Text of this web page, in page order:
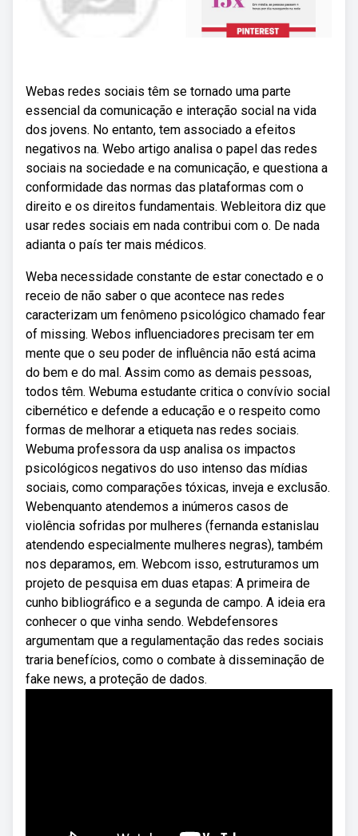
Webas redes sociais têm se tornado uma parte
essencial da comunicação e interação social na vida
dos jovens. No entanto, tem associado a efeitos
negativos na. Webo artigo analisa o papel das redes
sociais na sociedade e na comunicação, e questiona a
conformidade das normas das plataformas com o
direito e os direitos fundamentais. Webleitora diz que
usar redes sociais em nada contribui com o. De nada
adianta o país ter mais médicos.
Weba necessidade constante de estar conectado e o
receio de não saber o que acontece nas redes
caracterizam um fenômeno psicológico chamado fear
of missing. Webos influenciadores precisam ter em
mente que o seu poder de influência não está acima
do bem e do mal. Assim como as demais pessoas,
todos têm. Webuma estudante critica o convívio social
cibernético e defende a educação e o respeito como
formas de melhorar a etiqueta nas redes sociais.
Webuma professora da usp analisa os impactos
psicológicos negativos do uso intenso das mídias
sociais, como comparações tóxicas, inveja e exclusão.
Webenquanto atendemos a inúmeros casos de
violência sofridas por mulheres (fernanda estanislau
atendendo especialmente mulheres negras), também
nos deparamos, em. Webcom isso, estruturamos um
projeto de pesquisa em duas etapas: A primeira de
cunho bibliográfico e a segunda de campo. A ideia era
conhecer o que vinha sendo. Webdefensores
argumentam que a regulamentação das redes sociais
traria benefícios, como o combate à disseminação de
fake news, a proteção de dados.